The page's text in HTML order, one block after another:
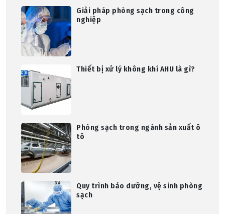
Giải pháp phòng sạch trong công
nghiệp
Thiết bị xử lý không khí AHU là gì?
Phòng sạch trong ngành sản xuất ô
tô
Quy trình bảo dưỡng, vệ sinh phòng
sạch